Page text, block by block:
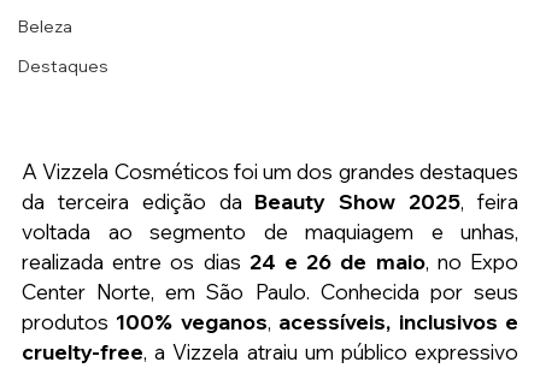
Beleza
Destaques
A Vizzela Cosméticos foi um dos grandes destaques
da terceira edição da Beauty Show 2025, feira
voltada ao segmento de maquiagem e unhas,
realizada entre os dias 24 e 26 de maio, no Expo
Center Norte, em São Paulo. Conhecida por seus
produtos 100% veganos, acessíveis, inclusivos e
cruelty-free, a Vizzela atraiu um público expressivo